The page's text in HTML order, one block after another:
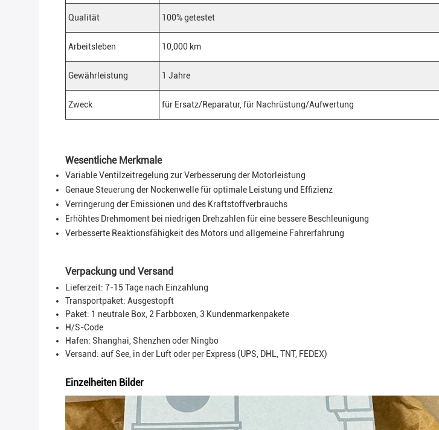
Qualität 100% getestet
Arbeitsleben 10,000 km
Gewährleistung 1 Jahre
Zweck für Ersatz/Reparatur, für Nachrüstung/Aufwertung
Wesentliche Merkmale
Variable Ventilzeitregelung zur Verbesserung der Motorleistung
Genaue Steuerung der Nockenwelle für optimale Leistung und Effizienz
Verringerung der Emissionen und des Kraftstoffverbrauchs
Erhöhtes Drehmoment bei niedrigen Drehzahlen für eine bessere Beschleunigung
Verbesserte Reaktionsfähigkeit des Motors und allgemeine Fahrerfahrung
Verpackung und Versand
Lieferzeit: 7-15 Tage nach Einzahlung
Transportpaket: Ausgestopft
Paket: 1 neutrale Box, 2 Farbboxen, 3 Kundenmarkenpakete
H/S-Code
Hafen: Shanghai, Shenzhen oder Ningbo
Versand: auf See, in der Luft oder per Express (UPS, DHL, TNT, FEDEX)
Einzelheiten Bilder